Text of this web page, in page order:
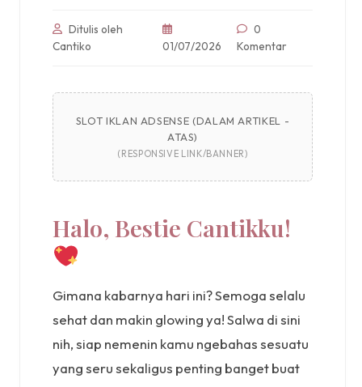
Ditulis oleh
Cantiko
01/07/2026
0
Komentar
SLOT IKLAN ADSENSE (DALAM ARTIKEL -
ATAS)
(RESPONSIVE LINK/BANNER)
Halo, Bestie Cantikku!
Gimana kabarnya hari ini? Semoga selalu
sehat dan makin glowing ya! Salwa di sini
nih, siap nemenin kamu ngebahas sesuatu
yang seru sekaligus penting banget buat